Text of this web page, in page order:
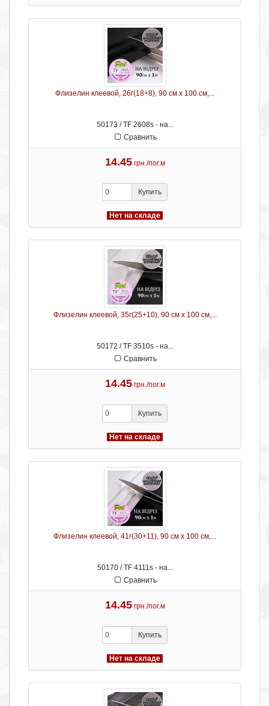
Флизелин клеевой, 26г(18+8), 90 см х 100 см,...
50173 / TF 2608s - на...
Сравнить
14.45 грн./пог.м
Купить
Нет на складе
Флизелин клеевой, 35г(25+10), 90 см х 100 см,...
50172 / TF 3510s - на...
Сравнить
14.45 грн./пог.м
Купить
Нет на складе
Флизелин клеевой, 41г(30+11), 90 см х 100 см,...
50170 / TF 4111s - на...
Сравнить
14.45 грн./пог.м
Купить
Нет на складе